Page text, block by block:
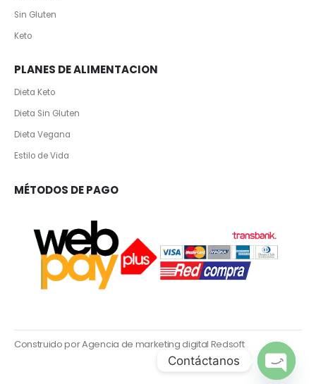
Sin Gluten
Keto
PLANES DE ALIMENTACION
Dieta Keto
Dieta Sin Gluten
Dieta Vegana
Estilo de Vida
MÉTODOS DE PAGO
Construido por Agencia de marketing digital Redsoft
Contáctanos